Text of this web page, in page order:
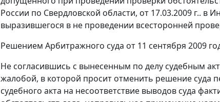
России по Свердловской области, от 17.03.2009 г..
выразившегося в не проведении всесторонней
Решением Арбитражного суда от 11 сентября 2009
Не согласившись с вынесенным по делу судебным
жалобой, в которой просит отменить решение суда
судебного акта на несоответствие выводов суда